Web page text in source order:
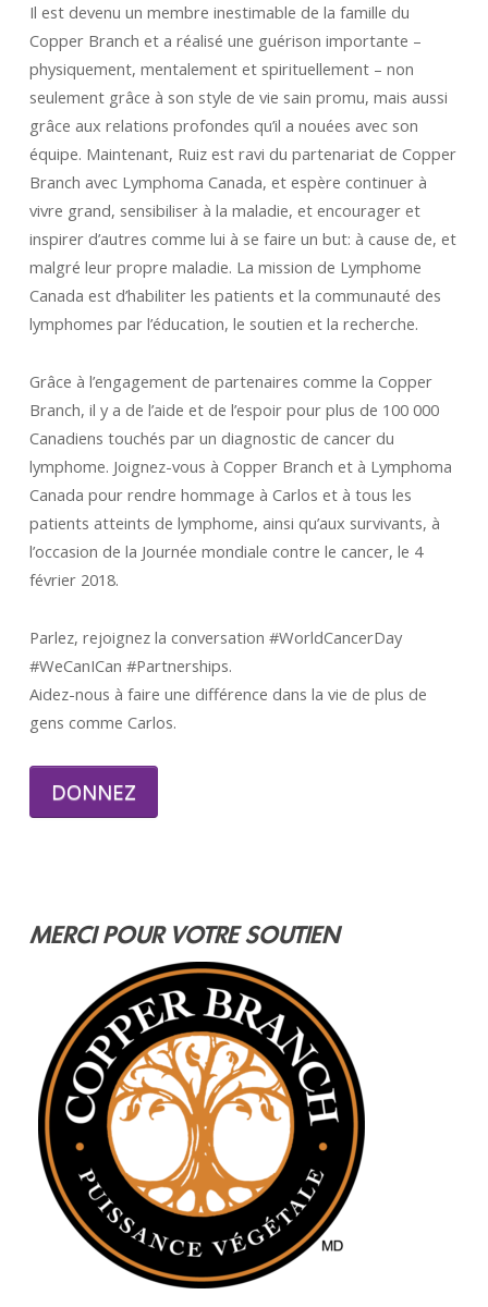
Il est devenu un membre inestimable de la famille du
Copper Branch et a réalisé une guérison importante –
physiquement, mentalement et spirituellement – non
seulement grâce à son style de vie sain promu, mais aussi
grâce aux relations profondes qu’il a nouées avec son
équipe. Maintenant, Ruiz est ravi du partenariat de Copper
Branch avec Lymphoma Canada, et espère continuer à
vivre grand, sensibiliser à la maladie, et encourager et
inspirer d’autres comme lui à se faire un but: à cause de, et
malgré leur propre maladie. La mission de Lymphome
Canada est d’habiliter les patients et la communauté des
lymphomes par l’éducation, le soutien et la recherche.
Grâce à l’engagement de partenaires comme la Copper
Branch, il y a de l’aide et de l’espoir pour plus de 100 000
Canadiens touchés par un diagnostic de cancer du
lymphome. Joignez-vous à Copper Branch et à Lymphoma
Canada pour rendre hommage à Carlos et à tous les
patients atteints de lymphome, ainsi qu’aux survivants, à
l’occasion de la Journée mondiale contre le cancer, le 4
février 2018.
Parlez, rejoignez la conversation #WorldCancerDay
#WeCanICan #Partnerships.
Aidez-nous à faire une différence dans la vie de plus de
gens comme Carlos.
DONNEZ
MERCI POUR VOTRE SOUTIEN